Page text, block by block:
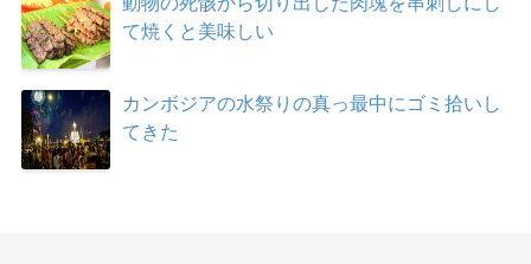
て焼くと美味しい
カンボジアの水祭りの真っ最中にゴミ拾いし
てきた